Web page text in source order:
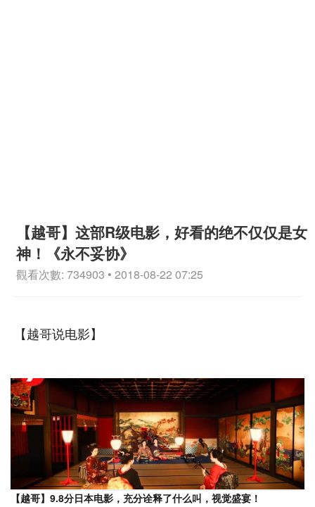
【越哥】这部R级电影，好看的绝不仅仅是女
神！《永不妥协》
觀看次數: 734903 • 2018-08-22 07:25
【越哥说电影】
【越哥】9.8分日本电影，充分诠释了什么叫，视觉盛宴！